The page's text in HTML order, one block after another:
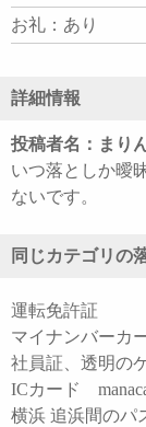
お礼：あり
詳細情報
投稿者名：まり
いつ落としか曖
ないです。
同じカテゴリの
運転免許証
マイナンバーカ
社員証、透明の
ICカード
横浜 追浜間のパ